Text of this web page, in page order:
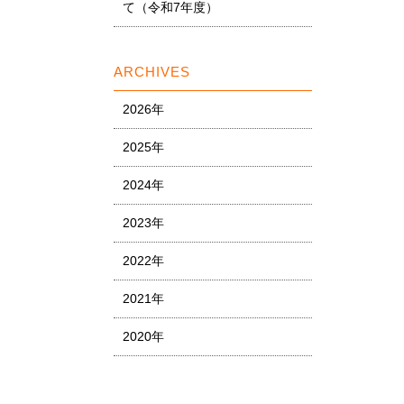
て（令和7年度）
ARCHIVES
2026年
2025年
2024年
2023年
2022年
2021年
2020年